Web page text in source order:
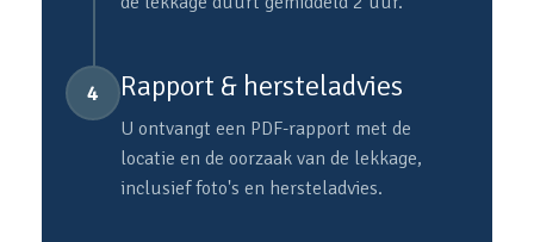
4 Rapport & hersteladvies
U ontvangt een PDF-rapport met de
locatie en de oorzaak van de lekkage,
inclusief foto's en hersteladvies.